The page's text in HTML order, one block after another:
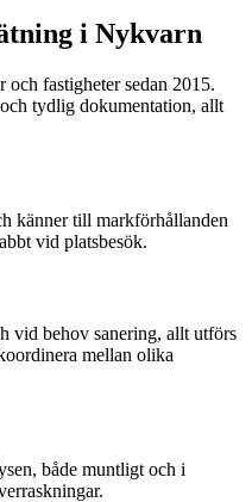
i Nykvarn
och fastigheter sedan 2015.
tydlig dokumentation, allt
känner till markförhållanden
vid platsbesök.
vid behov sanering, allt utförs
mellan olika
både muntligt och i